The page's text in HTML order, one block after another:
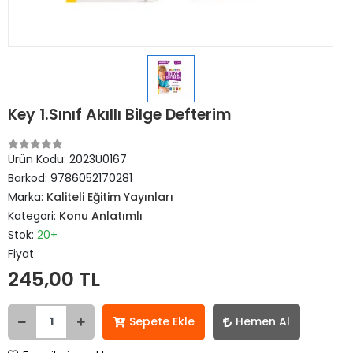
Key 1.Sınıf Akıllı Bilge Defterim
Ürün Kodu: 2023U0167
Barkod: 9786052170281
Marka: Kaliteli Eğitim Yayınları
Kategori: Konu Anlatımlı
Stok: 20+
Fiyat
245,00 TL
Sepete Ekle Hemen Al